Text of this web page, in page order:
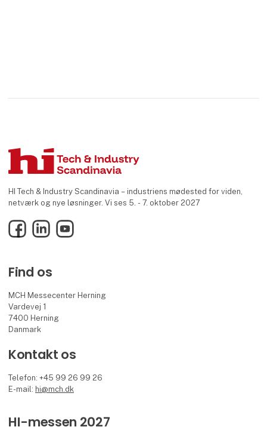
HI Tech & Industry Scandinavia – industriens mødested for viden,
netværk og nye løsninger. Vi ses 5. - 7. oktober 2027
FacebookLinkedInYouTube
Find os
MCH Messecenter Herning
Vardevej 1
7400 Herning
Danmark
Kontakt os
Telefon: +45 99 26 99 26
E-mail: hi@mch.dk
HI-messen 2027